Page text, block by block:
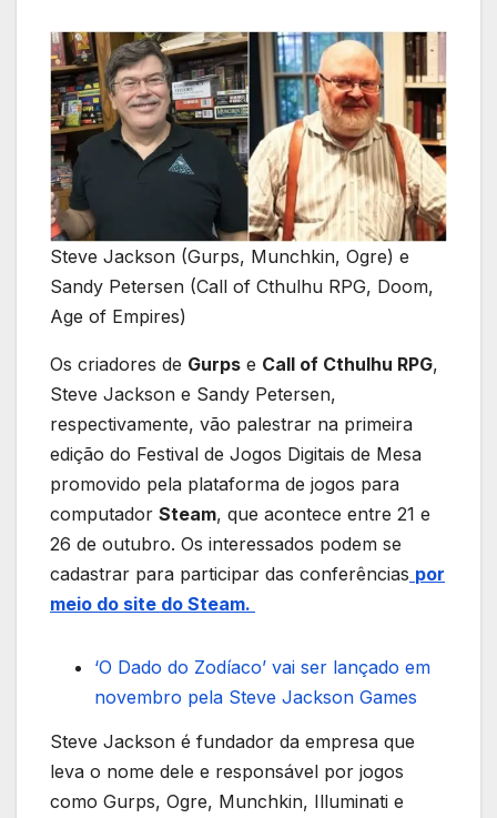
Steve Jackson (Gurps, Munchkin, Ogre) e
Sandy Petersen (Call of Cthulhu RPG, Doom,
Age of Empires)
Os criadores de Gurps e Call of Cthulhu RPG,
Steve Jackson e Sandy Petersen,
respectivamente, vão palestrar na primeira
edição do Festival de Jogos Digitais de Mesa
promovido pela plataforma de jogos para
computador Steam, que acontece entre 21 e
26 de outubro. Os interessados podem se
cadastrar para participar das conferências por
meio do site do Steam.
‘O Dado do Zodíaco’ vai ser lançado em
novembro pela Steve Jackson Games
Steve Jackson é fundador da empresa que
leva o nome dele e responsável por jogos
como Gurps, Ogre, Munchkin, Illuminati e